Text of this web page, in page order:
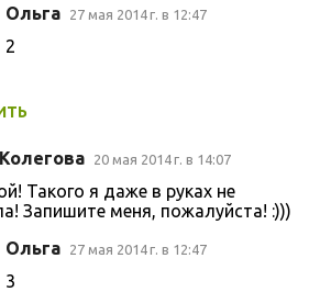
Ольга 27 мая 2014 г. в 12:47
2
20 мая 2014 г. в 14:07
Такого я даже в руках не
Запишите меня, пожалуйста! :)))
Ольга 27 мая 2014 г. в 12:47
3